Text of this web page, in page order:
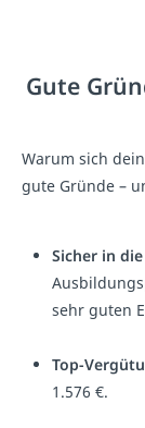
Gute
Warum sich
gute Gründe –
Sicher in
sehr guten
Top-
1.576 €.